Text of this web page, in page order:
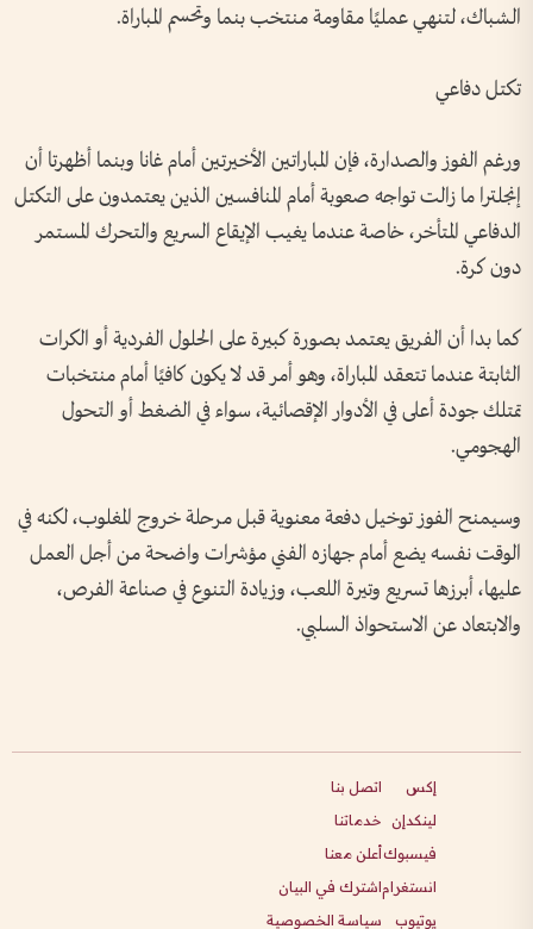
الشباك، لتنهي عمليًا مقاومة منتخب بنما وتحسم المباراة.
تكتل دفاعي
ورغم الفوز والصدارة، فإن المباراتين الأخيرتين أمام غانا وبنما أظهرتا أن
إنجلترا ما زالت تواجه صعوبة أمام المنافسين الذين يعتمدون على التكتل
الدفاعي المتأخر، خاصة عندما يغيب الإيقاع السريع والتحرك المستمر
دون كرة.
كما بدا أن الفريق يعتمد بصورة كبيرة على الحلول الفردية أو الكرات
الثابتة عندما تتعقد المباراة، وهو أمر قد لا يكون كافيًا أمام منتخبات
تمتلك جودة أعلى في الأدوار الإقصائية، سواء في الضغط أو التحول
الهجومي.
وسيمنح الفوز توخيل دفعة معنوية قبل مرحلة خروج المغلوب، لكنه في
الوقت نفسه يضع أمام جهازه الفني مؤشرات واضحة من أجل العمل
عليها، أبرزها تسريع وتيرة اللعب، وزيادة التنوع في صناعة الفرص،
والابتعاد عن الاستحواذ السلبي.
إكس
لينكدإن
فيسبوك
انستغرام
يوتيوب
اتصل بنا
خدماتنا
أعلن معنا
اشترك في البيان
سياسة الخصوصية